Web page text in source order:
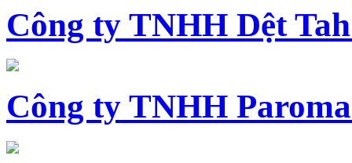
Công ty TNHH Dệt
Công ty TNHH